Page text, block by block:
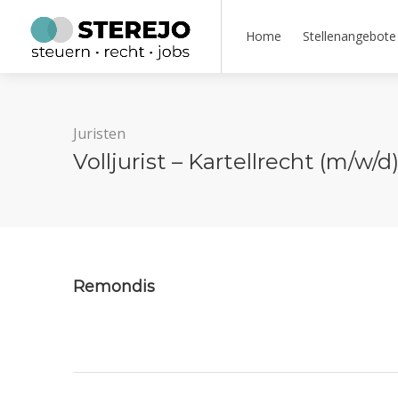
Home Stellenangebote
Juristen
Volljurist – Kartellrecht (m/w/d)
Remondis